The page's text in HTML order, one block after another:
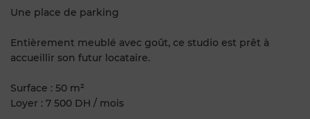
Une place de parking
Entièrement meublé avec goût, ce studio est prêt à
accueillir son futur locataire.
Surface : 50 m²
Loyer : 7 500 DH / mois